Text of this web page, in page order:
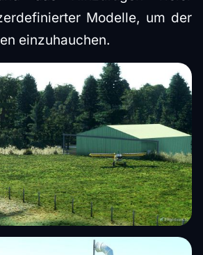
Modelle, um der
einzuhauchen.